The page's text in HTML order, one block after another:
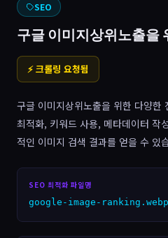
SEO
구글 이미지상위노출을
⚡ 크롤링 요청됨
구글 이미지상위노출을 위한 다양한
최적화, 키워드 사용, 메타데이터 작
적인 이미지 검색 결과를 얻을 수 있
SEO 최적화 파일명
google-image-ranking.webp